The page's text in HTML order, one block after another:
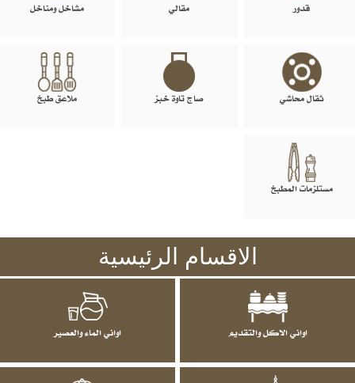
قدور مقالي مشاخل ومناخل
ثقال محاشي صاج تاوة خبز ملاعق طبخ
مستلزمات المطبخ
الاقسام الرئيسية
اواني الاكل والتقديم اواني الماء والعصير